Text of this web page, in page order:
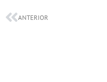
ANTERIOR